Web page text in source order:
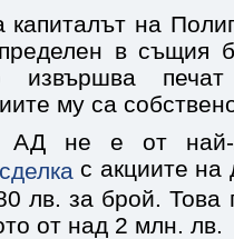
капиталът на
в същия
извършва
му са
АД не е от най-
сделка с акциите на
лв. за брой. Това
от над 2 млн. лв.